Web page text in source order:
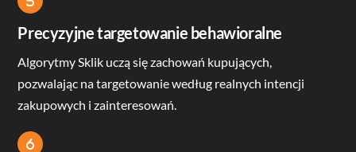
Icon
label
Precyzyjne targetowanie behawioralne
Algorytmy Sklik uczą się zachowań kupujących,
pozwalając na targetowanie według realnych intencji
zakupowych i zainteresowań.